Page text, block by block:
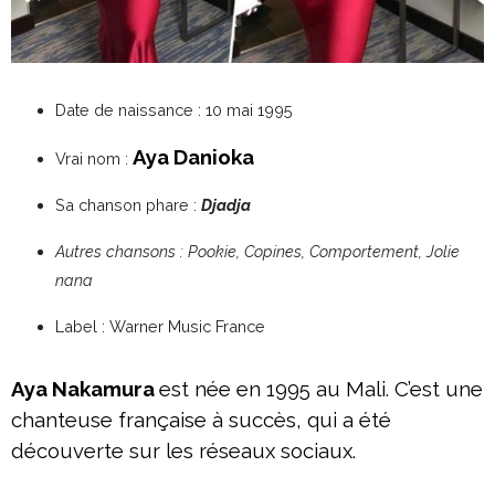
Date de naissance : 10 mai 1995
Vrai nom : Aya Danioka
Sa chanson phare : Djadja
Autres chansons : Pookie, Copines, Comportement, Jolie
nana
Label : Warner Music France
Aya Nakamuraest née en 1995 au Mali. C’est une
chanteuse française à succès, qui a été
découverte sur les réseaux sociaux.